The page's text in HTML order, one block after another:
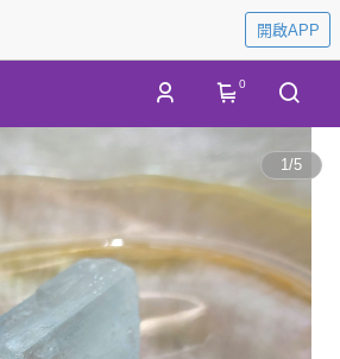
開啟APP
0
1/5